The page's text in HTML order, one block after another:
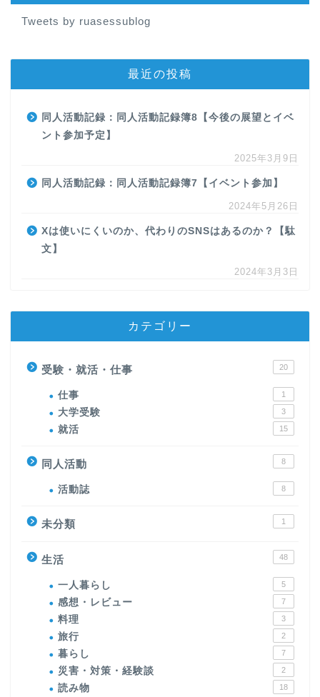
Tweets by ruasessublog
最近の投稿
同人活動記録：同人活動記録簿8【今後の展望とイベ
ント参加予定】
2025年3月9日
同人活動記録：同人活動記録簿7【イベント参加】
2024年5月26日
Xは使いにくいのか、代わりのSNSはあるのか？【駄
文】
2024年3月3日
カテゴリー
受験・就活・仕事 20
仕事 1
大学受験 3
就活 15
同人活動 8
活動誌 8
未分類 1
生活 48
一人暮らし 5
感想・レビュー 7
料理 3
旅行 2
暮らし 7
災害・対策・経験談 2
読み物 18